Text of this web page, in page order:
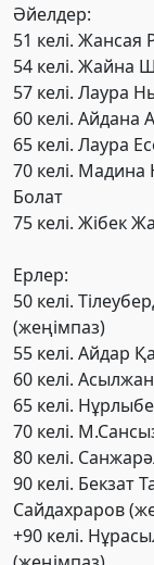
Әйелдер:
51 келі. Жансая
54 келі. Жайна
57 келі. Лаура
60 келі.
65 келі. Лаура
70 келі.
Болат
75 келі. Жібек
Ерлер:
50 келі.
(жеңімпаз)
55 келі. Айдар
60 келі.
65 келі.
70 келі.
80 келі.
90 келі. Бекзат
Сайдахраров
+90 келі.